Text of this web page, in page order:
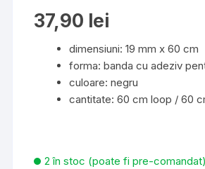
37,90 lei
dimensiuni: 19 mm x 60 cm
forma: banda cu adeziv
culoare: negru
cantitate: 60 cm loop / 60
2 în stoc (poate fi pre-comandat)